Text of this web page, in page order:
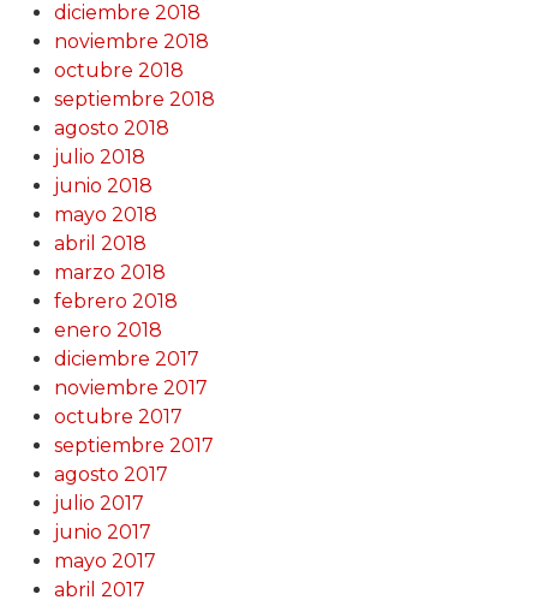
diciembre 2018
noviembre 2018
octubre 2018
septiembre 2018
agosto 2018
julio 2018
junio 2018
mayo 2018
abril 2018
marzo 2018
febrero 2018
enero 2018
diciembre 2017
noviembre 2017
octubre 2017
septiembre 2017
agosto 2017
julio 2017
junio 2017
mayo 2017
abril 2017